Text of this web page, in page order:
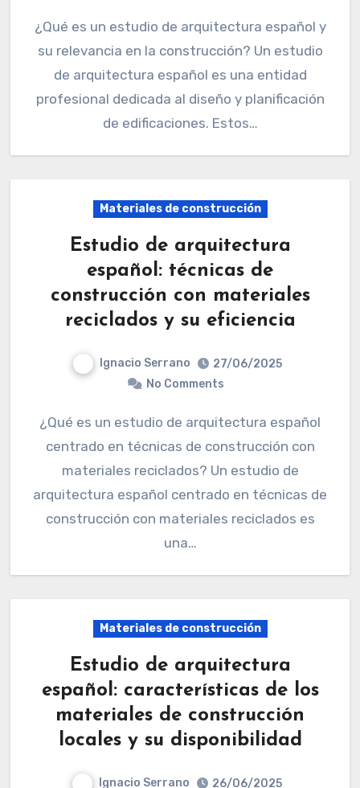
¿Qué es un estudio de arquitectura español y
su relevancia en la construcción? Un estudio
de arquitectura español es una entidad
profesional dedicada al diseño y planificación
de edificaciones. Estos…
Materiales de construcción
Estudio de arquitectura
español: técnicas de
construcción con materiales
reciclados y su eficiencia
Ignacio Serrano
27/06/2025
No Comments
¿Qué es un estudio de arquitectura español
centrado en técnicas de construcción con
materiales reciclados? Un estudio de
arquitectura español centrado en técnicas de
construcción con materiales reciclados es
una…
Materiales de construcción
Estudio de arquitectura
español: características de los
materiales de construcción
locales y su disponibilidad
Ignacio Serrano
26/06/2025